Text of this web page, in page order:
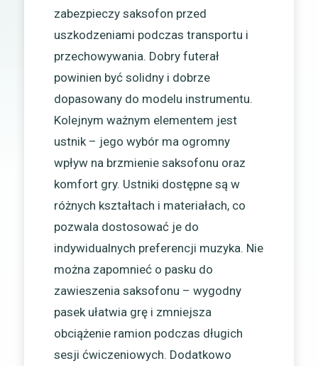
zabezpieczy saksofon przed
uszkodzeniami podczas transportu i
przechowywania. Dobry futerał
powinien być solidny i dobrze
dopasowany do modelu instrumentu.
Kolejnym ważnym elementem jest
ustnik – jego wybór ma ogromny
wpływ na brzmienie saksofonu oraz
komfort gry. Ustniki dostępne są w
różnych kształtach i materiałach, co
pozwala dostosować je do
indywidualnych preferencji muzyka. Nie
można zapomnieć o pasku do
zawieszenia saksofonu – wygodny
pasek ułatwia grę i zmniejsza
obciążenie ramion podczas długich
sesji ćwiczeniowych. Dodatkowo